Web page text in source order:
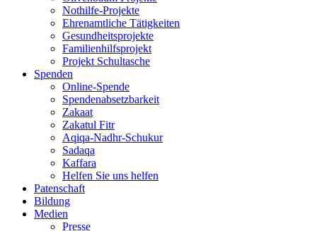
Nothilfe-Projekte
Ehrenamtliche Tätigkeiten
Gesundheitsprojekte
Familienhilfsprojekt
Projekt Schultasche
Spenden
Online-Spende
Spendenabsetzbarkeit
Zakaat
Zakatul Fitr
Aqiqa-Nadhr-Schukur
Sadaqa
Kaffara
Helfen Sie uns helfen
Patenschaft
Bildung
Medien
Presse